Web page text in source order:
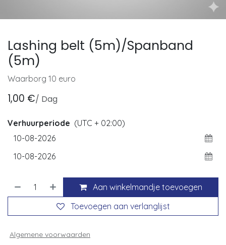
Lashing belt (5m)/Spanband
(5m)
Waarborg 10 euro
1,00 €/ Dag
Verhuurperiode (UTC + 02:00)
Aan winkelmandje toevoegen
Toevoegen aan verlanglijst
Algemene voorwaarden